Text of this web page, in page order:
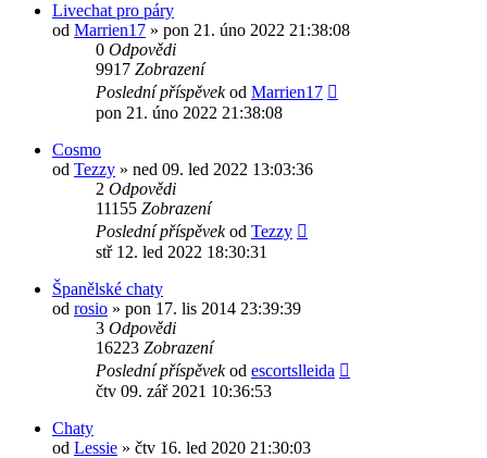
Livechat pro páry
od Marrien17 » pon 21. úno 2022 21:38:08
0 Odpovědi
9917 Zobrazení
Poslední příspěvekod Marrien17
pon 21. úno 2022 21:38:08
Cosmo
od Tezzy » ned 09. led 2022 13:03:36
2 Odpovědi
11155 Zobrazení
Poslední příspěvekod Tezzy
stř 12. led 2022 18:30:31
Španělské chaty
od rosio » pon 17. lis 2014 23:39:39
3 Odpovědi
16223 Zobrazení
Poslední příspěvekod escortslleida
čtv 09. zář 2021 10:36:53
Chaty
od Lessie » čtv 16. led 2020 21:30:03